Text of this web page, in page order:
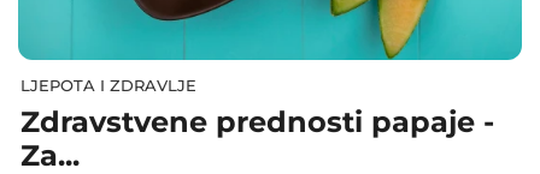
LJEPOTA I ZDRAVLJE
Zdravstvene prednosti papaje -
Za...